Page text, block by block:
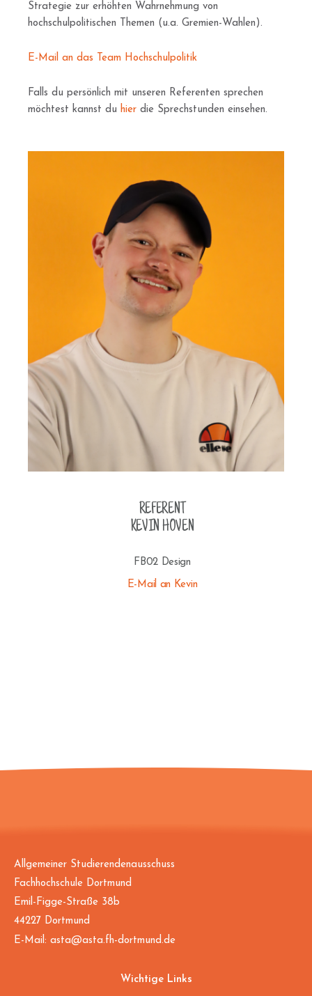
Strategie zur erhöhten Wahrnehmung von
hochschulpolitischen Themen (u.a. Gremien-Wahlen).
E-Mail an das Team Hochschulpolitik
Falls du persönlich mit unseren Referenten sprechen
möchtest kannst du hier die Sprechstunden einsehen.
REFERENT
KEVIN HOVEN
FB02 Design
E-Mail an Kevin
Allgemeiner Studierendenausschuss
Fachhochschule Dortmund
Emil-Figge-Straße 38b
44227 Dortmund
E-Mail: asta@asta.fh-dortmund.de
Wichtige Links